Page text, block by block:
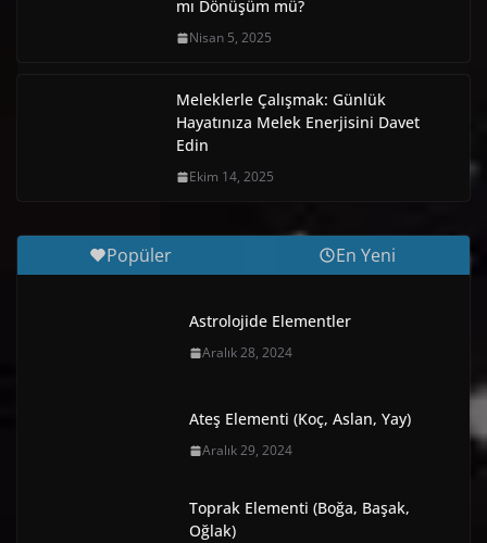
mı Dönüşüm mü?
Nisan 5, 2025
Meleklerle Çalışmak: Günlük
Hayatınıza Melek Enerjisini Davet
Edin
Ekim 14, 2025
Popüler En Yeni
Astrolojide Elementler
Aralık 28, 2024
Ateş Elementi (Koç, Aslan, Yay)
Aralık 29, 2024
Toprak Elementi (Boğa, Başak,
Oğlak)